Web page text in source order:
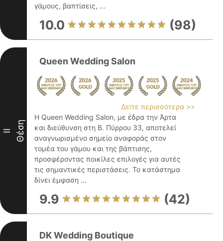
γάμους, βαπτίσεις, ...
10.0 (98)
II Θέση
Queen Wedding Salon
Δείτε περισσότερα >>
Η Queen Wedding Salon, με έδρα την Άρτα
και διεύθυνση στη Β. Πύρρου 33, αποτελεί
αναγνωρισμένο σημείο αναφοράς στον
τομέα του γάμου και της βάπτισης,
προσφέροντας ποικίλες επιλογές για αυτές
τις σημαντικές περιστάσεις. Το κατάστημα
δίνει έμφαση ...
9.9 (42)
DK Wedding Boutique